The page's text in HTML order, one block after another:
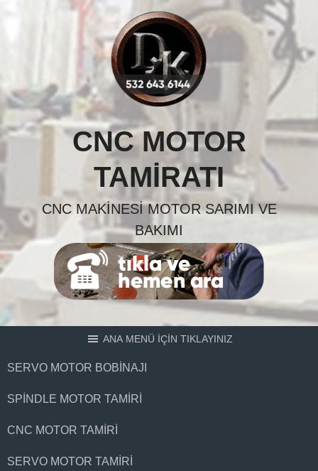
CNC MOTOR
TAMIRATI
CNC MAKINESI MOTOR SARIMI VE
BAKIMI
ANA MENÜ İÇİN TIKLAYINIZ
SERVO MOTOR BOBINAJI
SPINDLE MOTOR TAMIRI
CNC MOTOR TAMIRI
SERVO MOTOR TAMIRI